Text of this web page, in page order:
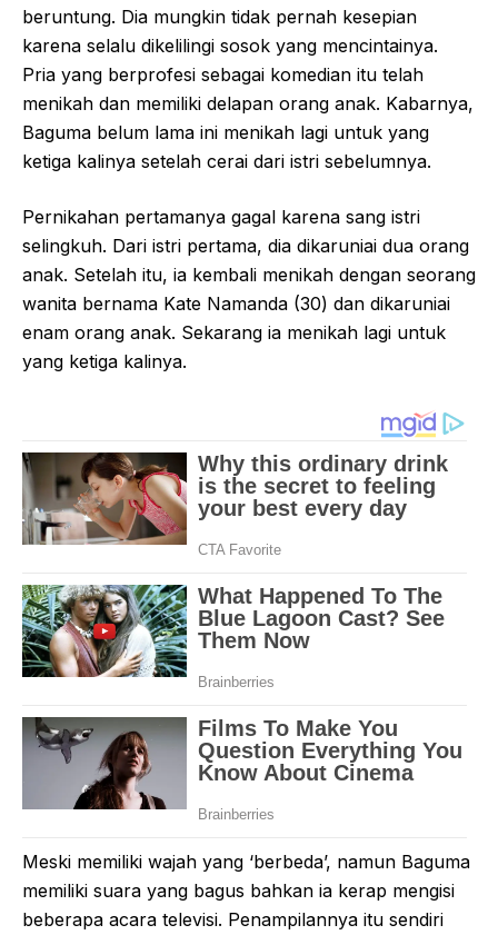
beruntung. Dia mungkin tidak pernah kesepian
karena selalu dikelilingi sosok yang mencintainya.
Pria yang berprofesi sebagai komedian itu telah
menikah dan memiliki delapan orang anak. Kabarnya,
Baguma belum lama ini menikah lagi untuk yang
ketiga kalinya setelah cerai dari istri sebelumnya.
Pernikahan pertamanya gagal karena sang istri
selingkuh. Dari istri pertama, dia dikaruniai dua orang
anak. Setelah itu, ia kembali menikah dengan seorang
wanita bernama Kate Namanda (30) dan dikaruniai
enam orang anak. Sekarang ia menikah lagi untuk
yang ketiga kalinya.
Meski memiliki wajah yang ‘berbeda’, namun Baguma
memiliki suara yang bagus bahkan ia kerap mengisi
beberapa acara televisi. Penampilannya itu sendiri